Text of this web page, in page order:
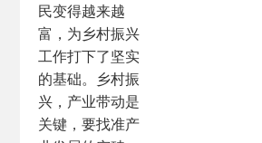
民变得越来越
富，为乡村振兴
工作打下了坚实
的基础。乡村振
兴，产业带动是
关键，要找准产